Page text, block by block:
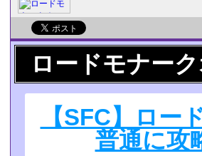
ロードモナー
【SFC】ロ
普通に